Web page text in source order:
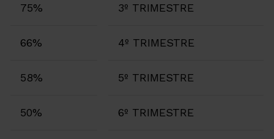
75% 3º TRIMESTRE
66% 4º TRIMESTRE
58% 5º TRIMESTRE
50% 6º TRIMESTRE